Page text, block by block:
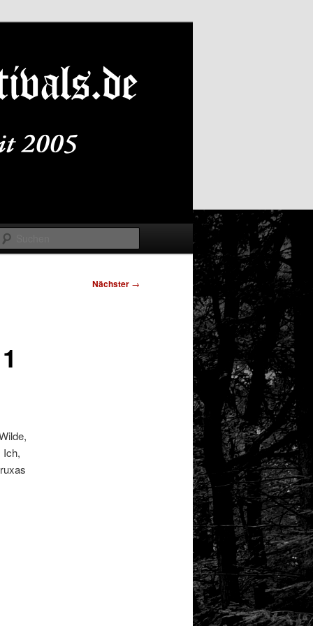
Nächster →
Ich,